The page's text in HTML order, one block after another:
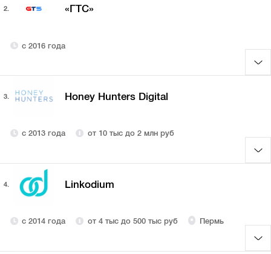
2. «ГТС»
с 2016 года
3. Honey Hunters Digital
с 2013 года от 10 тыс до 2 млн руб
4. Linkodium
с 2014 года от 4 тыс до 500 тыс руб Пермь